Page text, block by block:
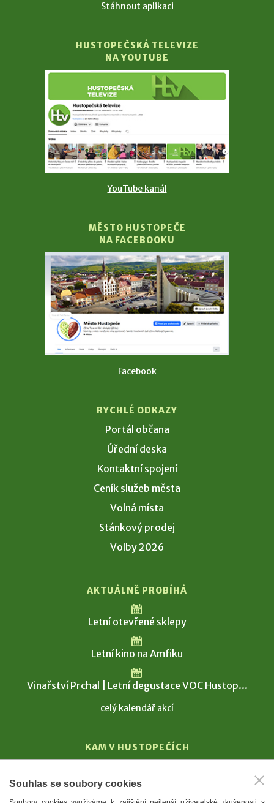
Stáhnout aplikaci
HUSTOPEČSKÁ TELEVIZE
NA YOUTUBE
YouTube kanál
MĚSTO HUSTOPEČE
NA FACEBOOKU
Facebook
RYCHLÉ ODKAZY
Portál občana
Úřední deska
Kontaktní spojení
Ceník služeb města
Volná místa
Stánkový prodej
Volby 2026
AKTUÁLNĚ PROBÍHÁ
Letní otevřené sklepy
Letní kino na Amfiku
Vinařství Prchal | Letní degustace VOC Hustop...
celý kalendář akcí
KAM V HUSTOPEČÍCH
T. G. Masaryk
Souhlas se soubory cookies